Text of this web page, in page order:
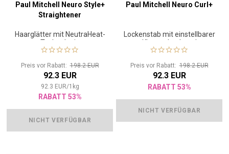
Paul Mitchell Neuro Style+
Straightener
Haarglätter mit NeutraHeat-
Technologie
Preis vor Rabatt:198.2 EUR
92.3 EUR
92.3 EUR/1 kg
RABATT 53%
NICHT VERFÜGBAR
Paul Mitchell Neuro Curl+
Lockenstab mit einstellbarer
Klemmdruck und
NeutraHeat-Technologie
Preis vor Rabatt:198.2 EUR
92.3 EUR
RABATT 53%
NICHT VERFÜGBAR